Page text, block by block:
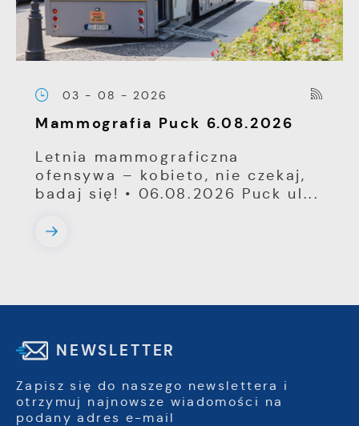
03 - 08 - 2026
Mammografia Puck 6.08.2026
Letnia mammograficzna
ofensywa – kobieto, nie czekaj,
badaj się! • 06.08.2026 Puck ul...
NEWSLETTER
Zapisz się do naszego newslettera i
otrzymuj najnowsze wiadomości na
podany adres e-mail